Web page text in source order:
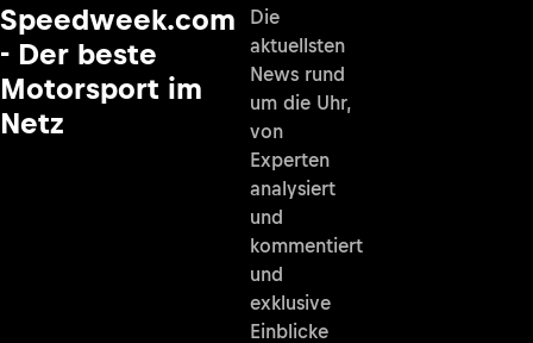
Speedweek.com
- Der beste
Motorsport im
Netz
Die
aktuellsten
News rund
um die Uhr,
von
Experten
analysiert
und
kommentiert
und
exklusive
Einblicke